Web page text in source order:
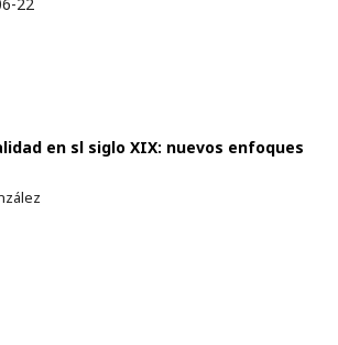
en sl siglo XIX: nuevos enfoques